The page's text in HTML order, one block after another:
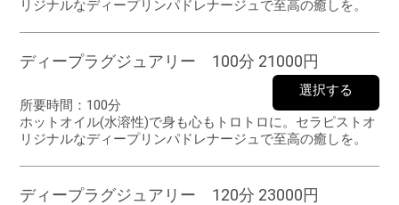
リジナルなディープリンパドレナージュで至高の癒しを。
ディープラグジュアリー 100分 21000円
選択する
所要時間： 100分
ホットオイル(水溶性)で身も心もトロトロに。セラピストオ
リジナルなディープリンパドレナージュで至高の癒しを。
ディープラグジュアリー 120分 23000円